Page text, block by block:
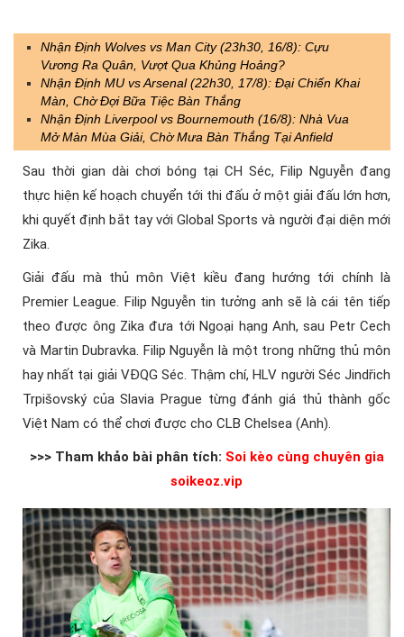
Nhận Định Wolves vs Man City (23h30, 16/8): Cựu
Vương Ra Quân, Vượt Qua Khủng Hoảng?
Nhận Định MU vs Arsenal (22h30, 17/8): Đại Chiến Khai
Màn, Chờ Đợi Bữa Tiệc Bàn Thắng
Nhận Định Liverpool vs Bournemouth (16/8): Nhà Vua
Mở Màn Mùa Giải, Chờ Mưa Bàn Thắng Tại Anfield
Sau thời gian dài chơi bóng tại CH Séc, Filip Nguyễn đang
thực hiện kế hoạch chuyển tới thi đấu ở một giải đấu lớn hơn,
khi quyết định bắt tay với Global Sports và người đại diện mới
Zika.
Giải đấu mà thủ môn Việt kiều đang hướng tới chính là
Premier League. Filip Nguyễn tin tưởng anh sẽ là cái tên tiếp
theo được ông Zika đưa tới Ngoại hạng Anh, sau Petr Cech
và Martin Dubravka. Filip Nguyễn là một trong những thủ môn
hay nhất tại giải VĐQG Séc. Thậm chí, HLV người Séc Jindřich
Trpišovský của Slavia Prague từng đánh giá thủ thành gốc
Việt Nam có thể chơi được cho CLB Chelsea (Anh).
>>> Tham khảo bài phân tích: Soi kèo cùng chuyên gia
soikeoz.vip